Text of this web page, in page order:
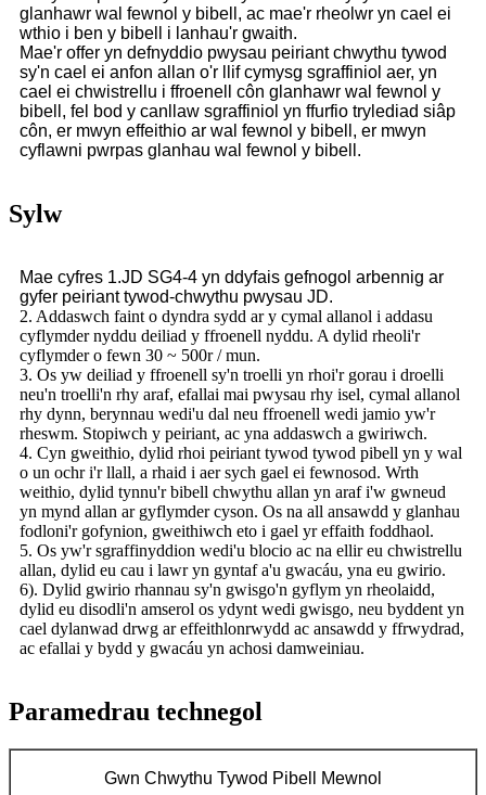
glanhawr wal fewnol y bibell, ac mae'r rheolwr yn cael ei
wthio i ben y bibell i lanhau'r gwaith.
Mae'r offer yn defnyddio pwysau peiriant chwythu tywod
sy'n cael ei anfon allan o'r llif cymysg sgraffiniol aer, yn
cael ei chwistrellu i ffroenell côn glanhawr wal fewnol y
bibell, fel bod y canllaw sgraffiniol yn ffurfio trylediad siâp
côn, er mwyn effeithio ar wal fewnol y bibell, er mwyn
cyflawni pwrpas glanhau wal fewnol y bibell.
Sylw
Mae cyfres 1.JD SG4-4 yn ddyfais gefnogol arbennig ar
gyfer peiriant tywod-chwythu pwysau JD.
2. Addaswch faint o dyndra sydd ar y cymal allanol i addasu
cyflymder nyddu deiliad y ffroenell nyddu. A dylid rheoli'r
cyflymder o fewn 30 ~ 500r / mun.
3. Os yw deiliad y ffroenell sy'n troelli yn rhoi'r gorau i droelli
neu'n troelli'n rhy araf, efallai mai pwysau rhy isel, cymal allanol
rhy dynn, berynnau wedi'u dal neu ffroenell wedi jamio yw'r
rheswm. Stopiwch y peiriant, ac yna addaswch a gwiriwch.
4. Cyn gweithio, dylid rhoi peiriant tywod tywod pibell yn y wal
o un ochr i'r llall, a rhaid i aer sych gael ei fewnosod. Wrth
weithio, dylid tynnu'r bibell chwythu allan yn araf i'w gwneud
yn mynd allan ar gyflymder cyson. Os na all ansawdd y glanhau
fodloni'r gofynion, gweithiwch eto i gael yr effaith foddhaol.
5. Os yw'r sgraffinyddion wedi'u blocio ac na ellir eu chwistrellu
allan, dylid eu cau i lawr yn gyntaf a'u gwacáu, yna eu gwirio.
6). Dylid gwirio rhannau sy'n gwisgo'n gyflym yn rheolaidd,
dylid eu disodli'n amserol os ydynt wedi gwisgo, neu byddent yn
cael dylanwad drwg ar effeithlonrwydd ac ansawdd y ffrwydrad,
ac efallai y bydd y gwacáu yn achosi damweiniau.
Paramedrau technegol
Gwn Chwythu Tywod Pibell Mewnol